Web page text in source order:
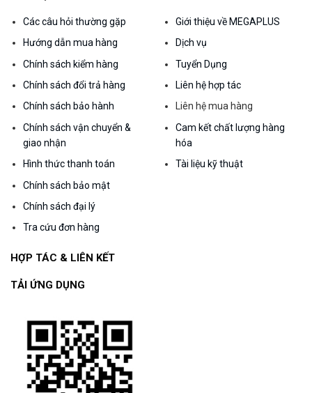
Các câu hỏi thường gặp
Hướng dẫn mua hàng
Chính sách kiểm hàng
Chính sách đổi trả hàng
Chính sách bảo hành
Chính sách vận chuyển &
giao nhận
Hình thức thanh toán
Chính sách bảo mật
Chính sách đại lý
Tra cứu đơn hàng
Giới thiệu về MEGAPLUS
Dịch vụ
Tuyển Dụng
Liên hệ hợp tác
Liên hệ mua hàng
Cam kết chất lượng hàng
hóa
Tài liệu kỹ thuật
HỢP TÁC & LIÊN KẾT
TẢI ỨNG DỤNG